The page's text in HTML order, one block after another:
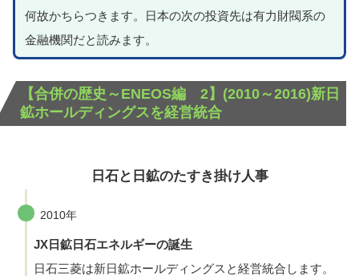
何故かちらつきます。日本の次の投資先は有力財閥系の
金融機関だと読みます。
【合併の歴史～ENEOS編 2】(2010～2016)新日
鉱ホールディングスを経営統合
日石と日鉱のたすき掛け人事
2010年
JX日鉱日石エネルギーの誕生
日石三菱は新日鉱ホールディングスと経営統合します。